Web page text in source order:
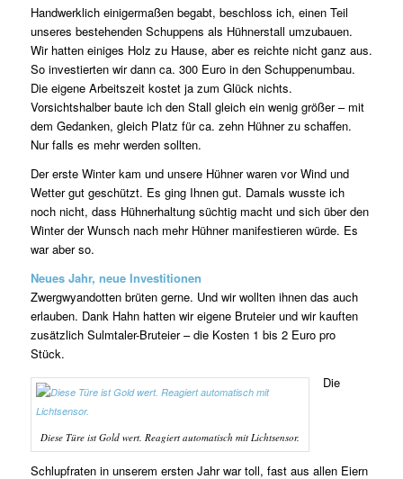
Handwerklich einigermaßen begabt, beschloss ich, einen Teil
unseres bestehenden Schuppens als Hühnerstall umzubauen.
Wir hatten einiges Holz zu Hause, aber es reichte nicht ganz aus.
So investierten wir dann ca. 300 Euro in den Schuppenumbau.
Die eigene Arbeitszeit kostet ja zum Glück nichts.
Vorsichtshalber baute ich den Stall gleich ein wenig größer – mit
dem Gedanken, gleich Platz für ca. zehn Hühner zu schaffen.
Nur falls es mehr werden sollten.
Der erste Winter kam und unsere Hühner waren vor Wind und
Wetter gut geschützt. Es ging Ihnen gut. Damals wusste ich
noch nicht, dass Hühnerhaltung süchtig macht und sich über den
Winter der Wunsch nach mehr Hühner manifestieren würde. Es
war aber so.
Neues Jahr, neue Investitionen
Zwergwyandotten brüten gerne. Und wir wollten ihnen das auch
erlauben. Dank Hahn hatten wir eigene Bruteier und wir kauften
zusätzlich Sulmtaler-Bruteier – die Kosten 1 bis 2 Euro pro
Stück.
Diese Türe ist Gold wert. Reagiert automatisch mit Lichtsensor.
Die
Schlupfraten in unserem ersten Jahr war toll, fast aus allen Eiern